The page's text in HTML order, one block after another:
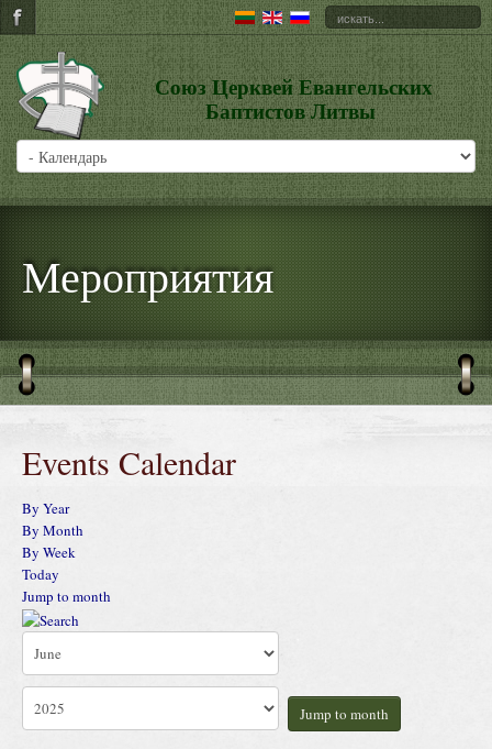
Союз Церквей Евангельских
Баптистов Литвы
Мероприятия
Events Calendar
By Year
By Month
By Week
Today
Jump to month
Jump to month